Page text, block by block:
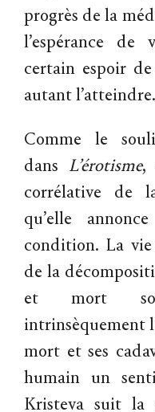
progrès de la
l’espérance
certain espoir
autant l’atteindre.
Comme le
dans L’érotisme,
corrélative de
qu’elle
condition. La
de la
et mort
intrinsèquement
mort et ses
humain un
Kristeva suit la